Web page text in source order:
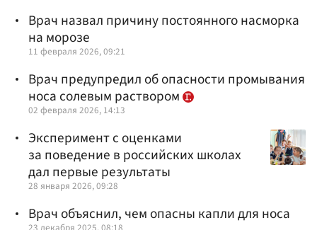
Врач назвал причину постоянного насморка
на морозе
11 февраля 2026, 09:21
Врач предупредил об опасности промывания
носа солевым раствором
02 февраля 2026, 14:13
Эксперимент с оценками
за поведение в российских школах
дал первые результаты
28 января 2026, 09:28
Врач объяснил, чем опасны капли для носа